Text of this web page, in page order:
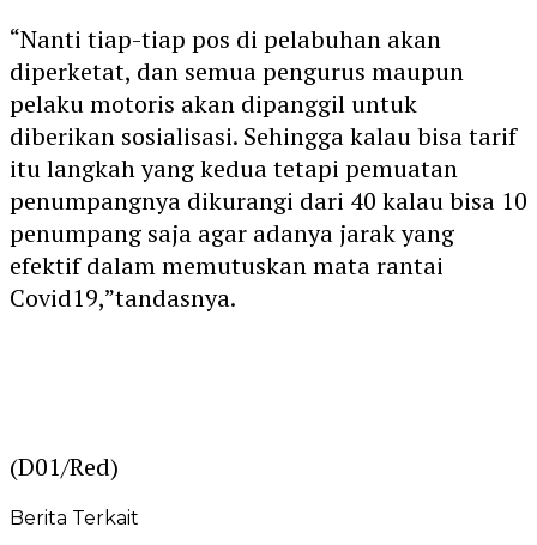
“Nanti tiap-tiap pos di pelabuhan akan
diperketat, dan semua pengurus maupun
pelaku motoris akan dipanggil untuk
diberikan sosialisasi. Sehingga kalau bisa tarif
itu langkah yang kedua tetapi pemuatan
penumpangnya dikurangi dari 40 kalau bisa 10
penumpang saja agar adanya jarak yang
efektif dalam memutuskan mata rantai
Covid19,”tandasnya.
(D01/Red)
Berita Terkait